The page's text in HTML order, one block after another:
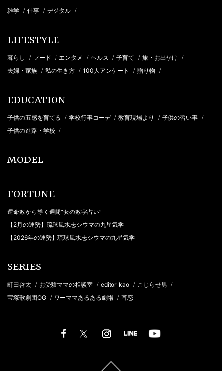
雑学 / 仕事 / デジタル /
LIFESTYLE
暮らし / フード / エンタメ / ヘルス / 子育て / 旅・お出かけ /
夫婦・家族 / 私の生き方 / 100人アンケート / 贈り物 /
EDUCATION
子供の五感を育てる / 学校行事コーデ / 教育現場より / 子供の習い事 /
子供の進路・学校 /
MODEL
FORTUNE
運命数から導く週間“女の数字占い”
【2月の運勢】琉球風水志シウマの九星気学
【2026年の運勢】琉球風水志シウマの九星気学
SERIES
町田啓太 / お受験ママの相談室 / editor_kao / こじらせ男 /
宝塚歌劇団OG / ワーママあるある劇場 / 耳恋